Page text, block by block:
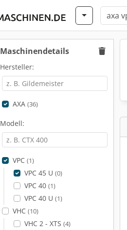
Maschinendetails
Hersteller:
AXA (36)
Modell:
VPC (1)
VPC 45 U (0)
VPC 40 (1)
VPC 40 U (1)
VHC (10)
VHC 2 - XTS (4)